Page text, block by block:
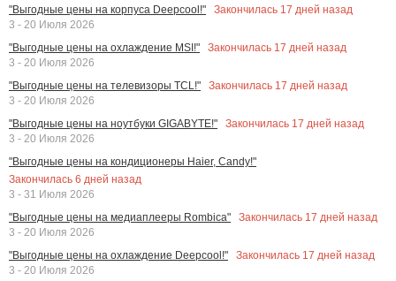
"Выгодные цены на корпуса Deepcool!"
Закончилась 17 дней назад
3 - 20 Июля 2026
"Выгодные цены на охлаждение MSI!"
Закончилась 17 дней назад
3 - 20 Июля 2026
"Выгодные цены на телевизоры TCL!"
Закончилась 17 дней назад
3 - 20 Июля 2026
"Выгодные цены на ноутбуки GIGABYTE!"
Закончилась 17 дней назад
3 - 20 Июля 2026
"Выгодные цены на кондиционеры Haier, Candy!"
Закончилась 6 дней назад
3 - 31 Июля 2026
"Выгодные цены на медиаплееры Rombica"
Закончилась 17 дней назад
3 - 20 Июля 2026
"Выгодные цены на охлаждение Deepcool!"
Закончилась 17 дней назад
3 - 20 Июля 2026